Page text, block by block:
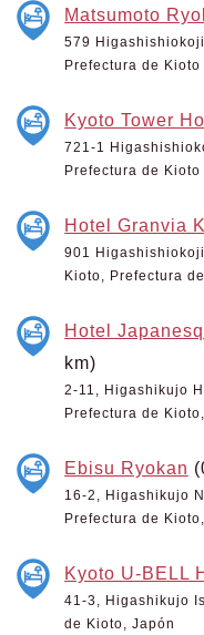
Matsumoto
579
Prefectura de Kioto
Kyoto Tower
721-1
Prefectura de Kioto
Hotel Granvia
901
Kioto, Prefectura
Hotel
km)
2-11, Higashikujo
Prefectura de
Ebisu Ryokan
16-2, Higashikujo
Prefectura de
Kyoto U-BELL
41-3, Higashikujo
de Kioto, Japón